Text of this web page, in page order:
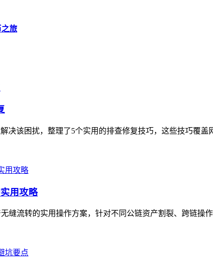
旅
决该困扰，整理了5个实用的排查修复技巧，这些技巧覆
用攻略
缝流转的实用操作方案，针对不同公链资产割裂、跨链操